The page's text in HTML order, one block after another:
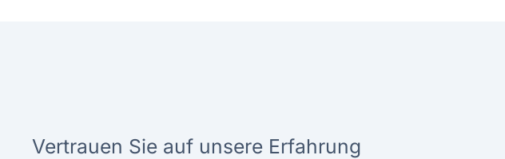
Vertrauen Sie auf unsere Erfahrung